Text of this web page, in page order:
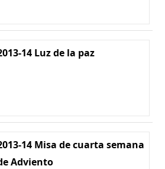
14 Luz de la paz
14 Misa de cuarta semana
Adviento